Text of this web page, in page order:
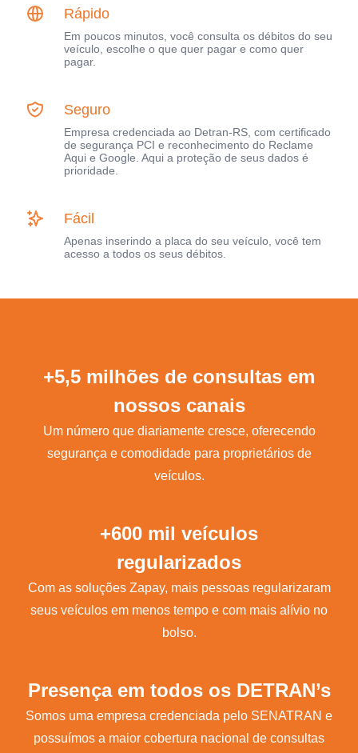
Rápido
Em poucos minutos, você consulta os débitos do seu
veículo, escolhe o que quer pagar e como quer
pagar.
Seguro
Empresa credenciada ao Detran-RS, com certificado
de segurança PCI e reconhecimento do Reclame
Aqui e Google. Aqui a proteção de seus dados é
prioridade.
Fácil
Apenas inserindo a placa do seu veículo, você tem
acesso a todos os seus débitos.
+5,5 milhões de consultas em
nossos canais
Um número que diariamente cresce, oferecendo
segurança e comodidade para proprietários de
veículos.
+600 mil veículos
regularizados
Com as soluções Zapay, mais pessoas regularizaram
seus veículos em menos tempo e com mais alívio no
bolso.
Presença em todos os DETRAN’s
Somos uma empresa credenciada pelo SENATRAN e
possuímos a maior cobertura nacional de consultas